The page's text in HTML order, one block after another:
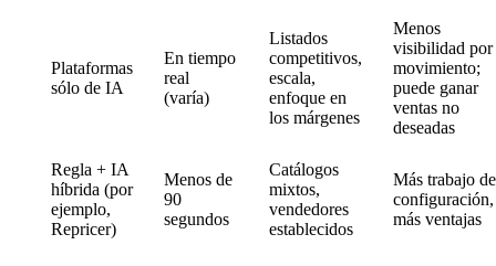
Plataformas
sólo de IA
En tiempo
real
(varía)
Listados
competitivos,
escala,
enfoque en
los márgenes
Menos
visibilidad por
movimiento;
puede ganar
ventas no
deseadas
Regla + IA
híbrida (por
ejemplo,
Repricer)
Menos de
90
segundos
Catálogos
mixtos,
vendedores
establecidos
Más trabajo de
configuración,
más ventajas